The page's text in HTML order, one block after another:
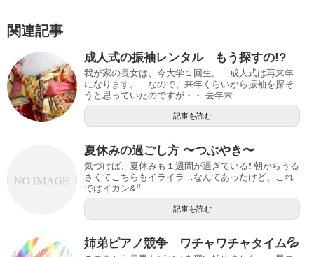
o
o
k
関連記事
成人式の振袖レンタル もう探すの!?
我が家の長女は、今大学１回生。 成人式は再来年
になります。 なので、来年くらいから振袖を探そ
うと思っていたのですが・・ 去年末...
記事を読む
夏休みの過ごし方 〜つぶやき〜
気づけば、夏休みも１週間が過ぎている❗️ 朝からうる
さくてこちらもイライラ…なんてあったけど、これ
ではイカン&#...
記事を読む
姉弟ピアノ競争 ワチャワチャタイム💦